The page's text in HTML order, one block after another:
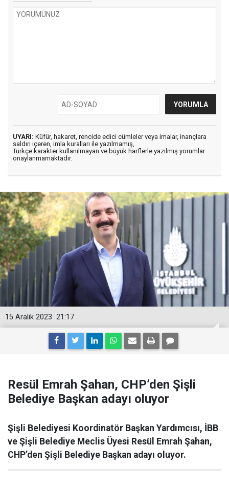
UYARI: Küfür, hakaret, rencide edici cümleler veya imalar, inançlara
saldırı içeren, imla kuralları ile yazılmamış,
Türkçe karakter kullanılmayan ve büyük harflerle yazılmış yorumlar
onaylanmamaktadır.
21:17
15 Aralık 2023
Resül Emrah Şahan, CHP’den Şişli
Belediye Başkan adayı oluyor
Şişli Belediyesi Koordinatör Başkan Yardımcısı, İBB
ve Şişli Belediye Meclis Üyesi Resül Emrah Şahan,
CHP’den Şişli Belediye Başkan adayı oluyor.